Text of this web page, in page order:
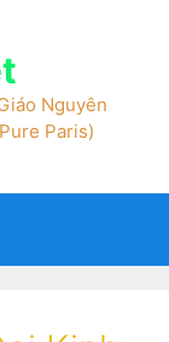
Nguyên
Paris)